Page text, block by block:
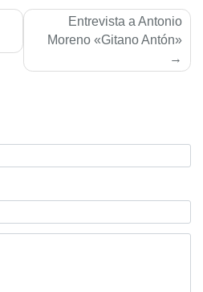
Entrevista a Antonio
Moreno «Gitano Antón»